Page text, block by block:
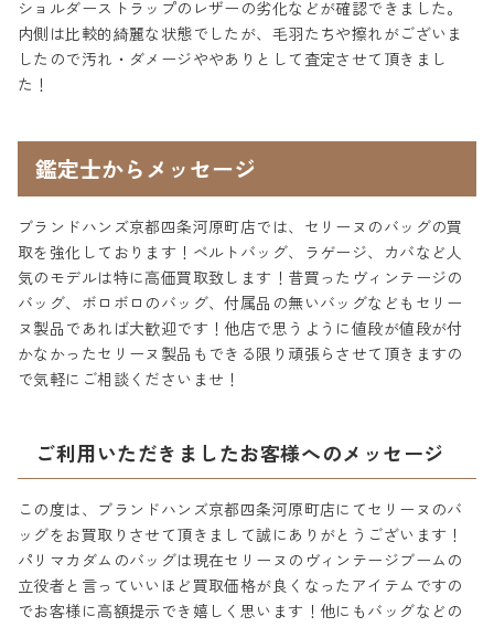
ショルダーストラップのレザーの劣化などが確認できました。
内側は比較的綺麗な状態でしたが、毛羽たちや擦れがございま
したので汚れ・ダメージややありとして査定させて頂きまし
た！
鑑定士からメッセージ
ブランドハンズ京都四条河原町店では、セリーヌのバッグの買
取を強化しております！ベルトバッグ、ラゲージ、カバなど人
気のモデルは特に高価買取致します！昔買ったヴィンテージの
バッグ、ボロボロのバッグ、付属品の無いバッグなどもセリー
ヌ製品であれば大歓迎です！他店で思うように値段が値段が付
かなかったセリーヌ製品もできる限り頑張らさせて頂きますの
で気軽にご相談くださいませ！
ご利用いただきましたお客様へのメッセージ
この度は、ブランドハンズ京都四条河原町店にてセリーヌのバ
ッグをお買取りさせて頂きまして誠にありがとうございます！
パリマカダムのバッグは現在セリーヌのヴィンテージブームの
立役者と言っていいほど買取価格が良くなったアイテムですの
でお客様に高額提示でき嬉しく思います！他にもバッグなどの